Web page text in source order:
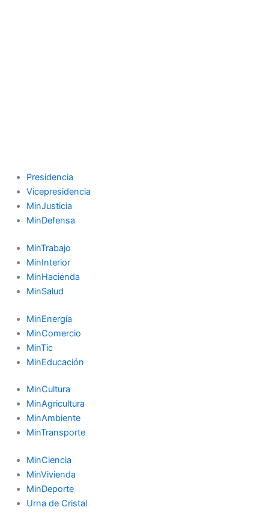
Presidencia
Vicepresidencia
MinJusticia
MinDefensa
MinTrabajo
MinInterior
MinHacienda
MinSalud
MinEnergía
MinComercio
MinTic
MinEducación
MinCultura
MinAgricultura
MinAmbiente
MinTransporte
MinCiencia
MinVivienda
MinDeporte
Urna de Cristal